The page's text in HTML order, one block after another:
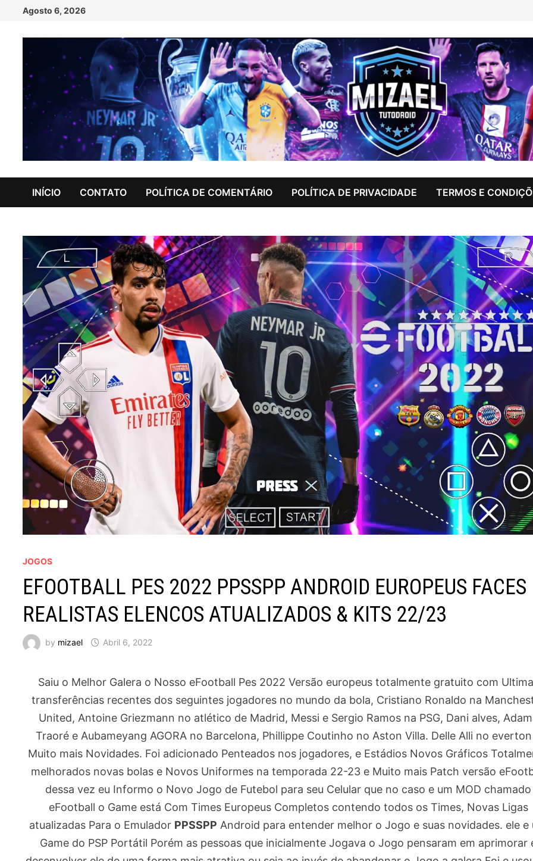
content
Agosto 6, 2026
INÍCIO CONTATO POLÍTICA DE COMENTÁRIO POLÍTICA DE PRIVACIDADE TERMOS E
JOGOS
EFOOTBALL PES 2022 PPSSPP ANDROID EUROPEUS FACES
REALISTAS ELENCOS ATUALIZADOS & KITS 22/23
by mizael Abril 6, 2022
Saiu o Melhor Galera o Nosso eFootball Pes 2022 Versão europeus totalmente gratuito com
transferências recentes dos seguintes jogadores no mundo da bola, Cristiano Ronaldo na
United, Antoine Griezmann no atlético de Madrid, Messi e Sergio Ramos na PSG, Dani alves,
Traoré e Aubameyang AGORA no Barcelona, Phillippe Coutinho no Aston Villa. Delle Alli no
Muito mais Novidades. Foi adicionado Penteados nos jogadores, e Estádios Novos Gráficos
melhorados novas bolas e Novos Uniformes na temporada 22-23 e Muito mais Patch versão
dessa vez eu Informo o Novo Jogo de Futebol para seu Celular que no caso e um MOD chamado
eFootball o Game está Com Times Europeus Completos contendo todos os Times, Novas Ligas
atualizadas Para o Emulador PPSSPP Android para entender melhor o Jogo e suas novidades. ele e
Game do PSP Portátil Porém as pessoas que inicialmente Jogava o Jogo pensaram em aprimorar